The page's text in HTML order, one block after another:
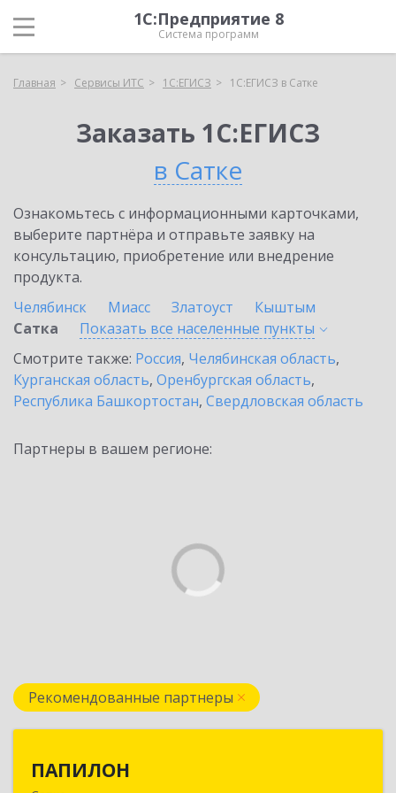
1С:Предприятие 8
Система программ
Главная Сервисы ИТС 1С:ЕГИСЗ 1С:ЕГИСЗ в Сатке
Заказать 1С:ЕГИСЗ
в Сатке
Ознакомьтесь с информационными карточками,
выберите партнёра и отправьте заявку на
консультацию, приобретение или внедрение
продукта.
Челябинск
Миасс Златоуст
Кыштым
Сатка
Показать все населенные пункты
Смотрите также: Россия, Челябинская область,
Курганская область, Оренбургская область,
Республика Башкортостан, Свердловская область
Партнеры в вашем регионе:
Рекомендованные партнеры
ПАПИЛОН